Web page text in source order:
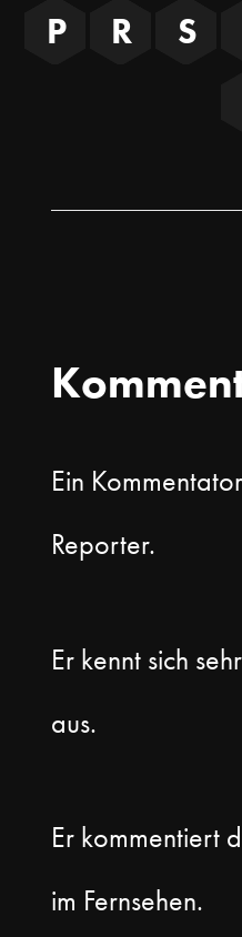
P
R S
Ein
Reporter.
Er kennt sich
aus.
Er kommentiert
im Fernsehen.